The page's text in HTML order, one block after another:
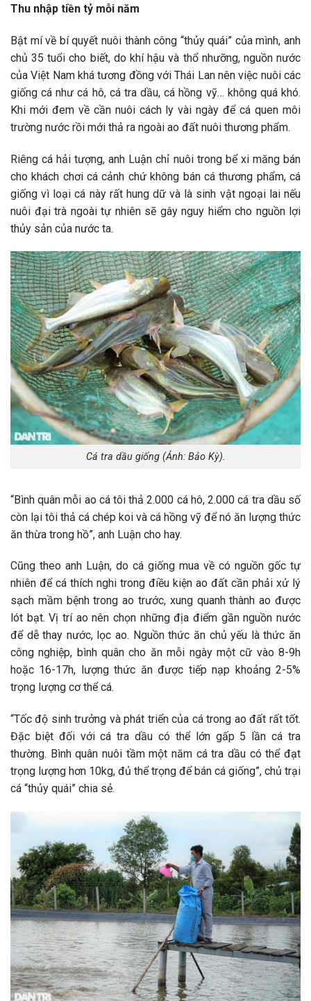
Thu nhập tiền tỷ mỗi năm
Bật mí về bí quyết nuôi thành công “thủy quái” của mình, anh
chủ 35 tuổi cho biết, do khí hậu và thổ nhưỡng, nguồn nước
của Việt Nam khá tương đồng với Thái Lan nên việc nuôi các
giống cá như cá hô, cá tra dầu, cá hồng vỹ… không quá khó.
Khi mới đem về cần nuôi cách ly vài ngày để cá quen môi
trường nước rồi mới thả ra ngoài ao đất nuôi thương phẩm.
Riêng cá hải tượng, anh Luận chỉ nuôi trong bể xi măng bán
cho khách chơi cá cảnh chứ không bán cá thương phẩm, cá
giống vì loại cá này rất hung dữ và là sinh vật ngoại lai nếu
nuôi đại trà ngoài tự nhiên sẽ gây nguy hiểm cho nguồn lợi
thủy sản của nước ta.
Cá tra dầu giống (Ảnh: Bảo Kỳ).
“Bình quân mỗi ao cá tôi thả 2.000 cá hô, 2.000 cá tra dầu số
còn lại tôi thả cá chép koi và cá hồng vỹ để nó ăn lượng thức
ăn thừa trong hồ”, anh Luận cho hay.
Cũng theo anh Luận, do cá giống mua về có nguồn gốc tự
nhiên để cá thích nghi trong điều kiện ao đất cần phải xử lý
sạch mầm bệnh trong ao trước, xung quanh thành ao được
lót bạt. Vị trí ao nên chọn những địa điểm gần nguồn nước
để dễ thay nước, lọc ao. Nguồn thức ăn chủ yếu là thức ăn
công nghiệp, bình quân cho ăn mỗi ngày một cữ vào 8-9h
hoặc 16-17h, lượng thức ăn được tiếp nạp khoảng 2-5%
trọng lượng cơ thể cá.
“Tốc độ sinh trưởng và phát triển của cá trong ao đất rất tốt.
Đặc biệt đối với cá tra dầu có thể lớn gấp 5 lần cá tra
thường. Bình quân nuôi tầm một năm cá tra dầu có thể đạt
trọng lượng hơn 10kg, đủ thể trọng để bán cá giống”, chủ trại
cá “thủy quái” chia sẻ.